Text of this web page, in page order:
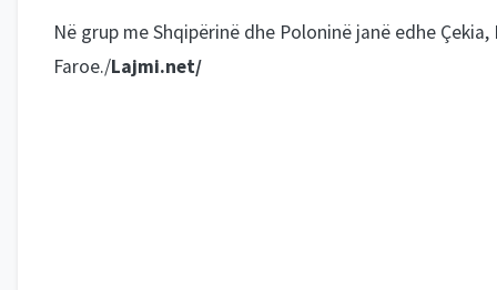
Në grup me Shqipërinë dhe Poloninë janë edhe
Faroe./Lajmi.net/